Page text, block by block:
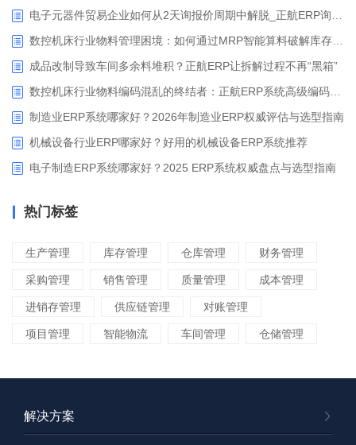
成品改制导致车间多余料堆积？正航ERP让拆解过程不再“黑箱”
制造业ERP系统哪家好？2026年制造业ERP权威评估与选型指南
机械设备行业ERP哪家好？好用的机械设备ERP系统推荐
电子制造ERP系统哪家好？2025 ERP系统权威盘点与选型指南
热门标签
生产管理 库存管理 仓库管理 财务管理
采购管理 销售管理 质量管理 成本管理
进销存管理 供应链管理 对账管理
项目管理 智能物流 车间管理 仓储管理
解决方案